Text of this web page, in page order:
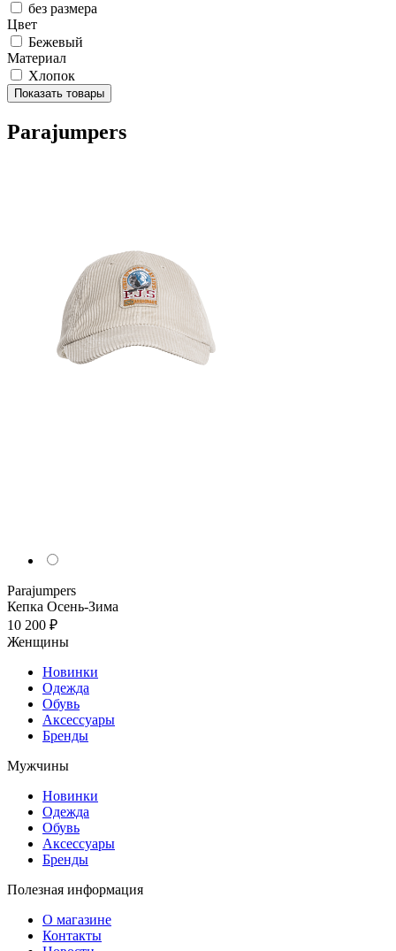
без размера
Цвет
Бежевый
Материал
Хлопок
Показать товары
Parajumpers
Parajumpers
Кепка Осень-Зима
10 200 ₽
Женщины
Новинки
Одежда
Обувь
Аксессуары
Бренды
Мужчины
Новинки
Одежда
Обувь
Аксессуары
Бренды
Полезная информация
О магазине
Контакты